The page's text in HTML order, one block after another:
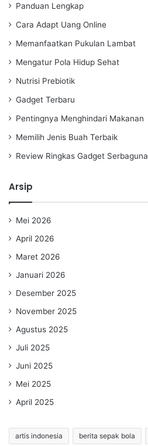
Panduan Lengkap
Cara Adapt Uang Online
Memanfaatkan Pukulan Lambat
Mengatur Pola Hidup Sehat
Nutrisi Prebiotik
Gadget Terbaru
Pentingnya Menghindari Makanan
Memilih Jenis Buah Terbaik
Review Ringkas Gadget Serbaguna
Arsip
Mei 2026
April 2026
Maret 2026
Januari 2026
Desember 2025
November 2025
Agustus 2025
Juli 2025
Juni 2025
Mei 2025
April 2025
artis indonesia berita sepak bola